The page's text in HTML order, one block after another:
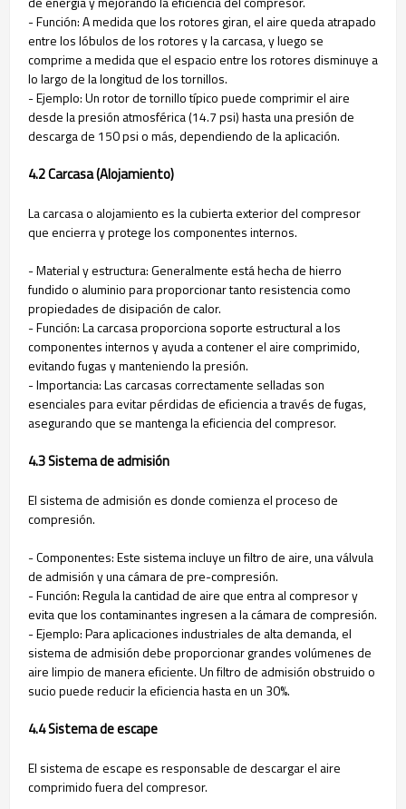
- Función: A medida que los rotores giran, el aire queda atrapado
entre los lóbulos de los rotores y la carcasa, y luego se
comprime a medida que el espacio entre los rotores disminuye a
lo largo de la longitud de los tornillos.
- Ejemplo: Un rotor de tornillo típico puede comprimir el aire
desde la presión atmosférica (14.7 psi) hasta una presión de
descarga de 150 psi o más, dependiendo de la aplicación.
4.2 Carcasa (Alojamiento)
La carcasa o alojamiento es la cubierta exterior del compresor
que encierra y protege los componentes internos.
- Material y estructura: Generalmente está hecha de hierro
fundido o aluminio para proporcionar tanto resistencia como
propiedades de disipación de calor.
- Función: La carcasa proporciona soporte estructural a los
componentes internos y ayuda a contener el aire comprimido,
evitando fugas y manteniendo la presión.
- Importancia: Las carcasas correctamente selladas son
esenciales para evitar pérdidas de eficiencia a través de fugas,
asegurando que se mantenga la eficiencia del compresor.
4.3 Sistema de admisión
El sistema de admisión es donde comienza el proceso de
compresión.
- Componentes: Este sistema incluye un filtro de aire, una válvula
de admisión y una cámara de pre-compresión.
- Función: Regula la cantidad de aire que entra al compresor y
evita que los contaminantes ingresen a la cámara de compresión.
- Ejemplo: Para aplicaciones industriales de alta demanda, el
sistema de admisión debe proporcionar grandes volúmenes de
aire limpio de manera eficiente. Un filtro de admisión obstruido o
sucio puede reducir la eficiencia hasta en un 30%.
4.4 Sistema de escape
El sistema de escape es responsable de descargar el aire
comprimido fuera del compresor.